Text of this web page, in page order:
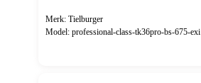
Merk: Tielburger
Model: professional-class-tk36pro-bs-675-exi